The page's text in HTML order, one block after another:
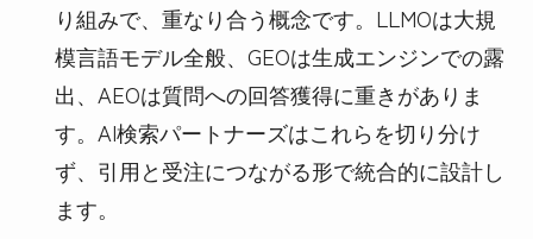
り組みで、重なり合う概念です。LLMOは大規
模言語モデル全般、GEOは生成エンジンでの露
出、AEOは質問への回答獲得に重きがありま
す。AI検索パートナーズはこれらを切り分け
ず、引用と受注につながる形で統合的に設計し
ます。